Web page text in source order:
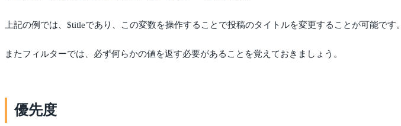
上記の例では、$titleであり、この変数を操作することで投稿のタイトルを変更することが可能です。
またフィルターでは、必ず何らかの値を返す必要があることを覚えておきましょう。
優先度